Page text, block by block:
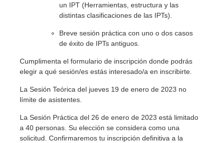
un IPT (Herramientas, estructura y las
distintas clasificaciones de las IPTs).
Breve sesión práctica con uno o dos casos
de éxito de IPTs antiguos.
Cumplimenta el formulario de inscripción donde podrás
elegir a qué sesión/es estás interesado/a en inscribirte.
La Sesión Teórica del jueves 19 de enero de 2023 no
límite de asistentes.
La Sesión Práctica del 26 de enero de 2023 está limitado
a 40 personas. Su elección se considera como una
solicitud. Confirmaremos tu inscripción definitiva a la